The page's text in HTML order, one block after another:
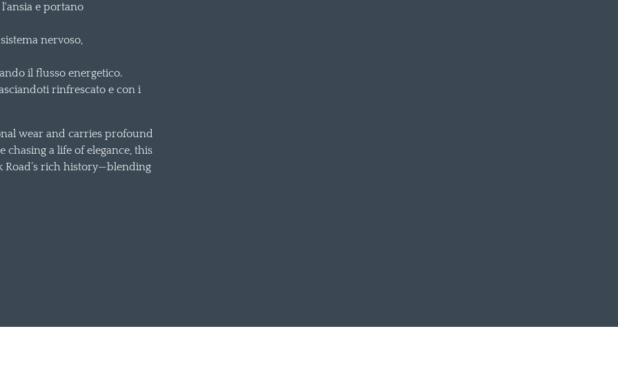
e portano
nervoso,
il flusso energetico.
rinfrescato e con i
wear and carries profound
a life of elegance, this
Road’s rich history—blending